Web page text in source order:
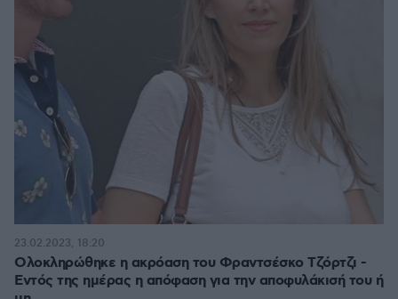
Ολοκληρώθηκε η ακρόαση του Φραντσέσκο Τζόρτζι -
Εντός της ημέρας η απόφαση για την αποφυλάκισή του ή
23.02.2023, 18:20